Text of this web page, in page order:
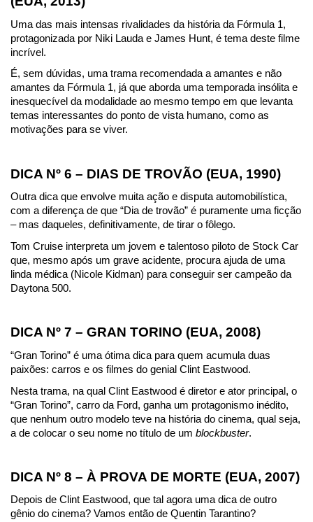
Uma das mais intensas rivalidades da história da Fórmula 1,
protagonizada por Niki Lauda e James Hunt, é tema deste filme
incrível.
É, sem dúvidas, uma trama recomendada a amantes e não
amantes da Fórmula 1, já que aborda uma temporada insólita e
inesquecível da modalidade ao mesmo tempo em que levanta
temas interessantes do ponto de vista humano, como as
motivações para se viver.
DICA Nº 6 – DIAS DE TROVÃO (EUA, 1990)
Outra dica que envolve muita ação e disputa automobilística,
com a diferença de que “Dia de trovão” é puramente uma ficção
– mas daqueles, definitivamente, de tirar o fôlego.
Tom Cruise interpreta um jovem e talentoso piloto de Stock Car
que, mesmo após um grave acidente, procura ajuda de uma
linda médica (Nicole Kidman) para conseguir ser campeão da
Daytona 500.
DICA Nº 7 – GRAN TORINO (EUA, 2008)
“Gran Torino” é uma ótima dica para quem acumula duas
paixões: carros e os filmes do genial Clint Eastwood.
Nesta trama, na qual Clint Eastwood é diretor e ator principal, o
“Gran Torino”, carro da Ford, ganha um protagonismo inédito,
que nenhum outro modelo teve na história do cinema, qual seja,
a de colocar o seu nome no título de um blockbuster.
DICA Nº 8 – À PROVA DE MORTE (EUA, 2007)
Depois de Clint Eastwood, que tal agora uma dica de outro
gênio do cinema? Vamos então de Quentin Tarantino?